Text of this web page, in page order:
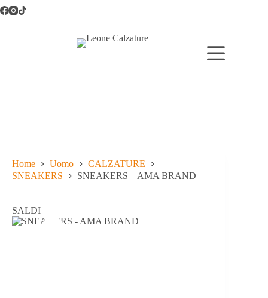
Salta
al
Home Uomo
CALZATURE
SNEAKERS
SNEAKERS – AMA BRAND
SALDI